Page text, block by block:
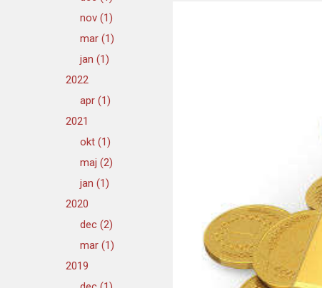
nov (1)
mar (1)
jan (1)
2022
apr (1)
2021
okt (1)
maj (2)
jan (1)
2020
dec (2)
mar (1)
2019